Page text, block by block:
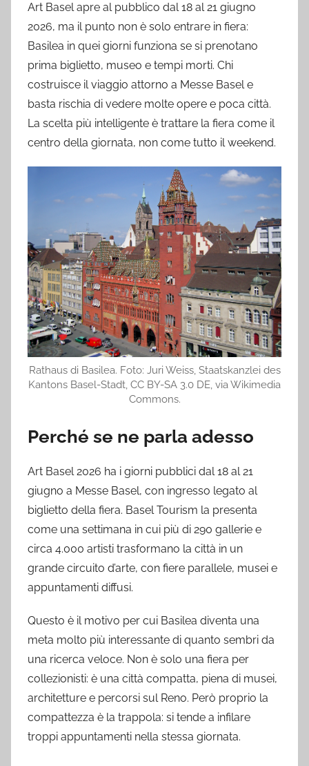
Art Basel apre al pubblico dal 18 al 21 giugno
2026, ma il punto non è solo entrare in fiera:
Basilea in quei giorni funziona se si prenotano
prima biglietto, museo e tempi morti. Chi
costruisce il viaggio attorno a Messe Basel e
basta rischia di vedere molte opere e poca città.
La scelta più intelligente è trattare la fiera come il
centro della giornata, non come tutto il weekend.
Rathaus di Basilea. Foto: Juri Weiss, Staatskanzlei des
Kantons Basel-Stadt, CC BY-SA 3.0 DE, via Wikimedia
Commons.
Perché se ne parla adesso
Art Basel 2026 ha i giorni pubblici dal 18 al 21
giugno a Messe Basel, con ingresso legato al
biglietto della fiera. Basel Tourism la presenta
come una settimana in cui più di 290 gallerie e
circa 4.000 artisti trasformano la città in un
grande circuito d’arte, con fiere parallele, musei e
appuntamenti diffusi.
Questo è il motivo per cui Basilea diventa una
meta molto più interessante di quanto sembri da
una ricerca veloce. Non è solo una fiera per
collezionisti: è una città compatta, piena di musei,
architetture e percorsi sul Reno. Però proprio la
compattezza è la trappola: si tende a infilare
troppi appuntamenti nella stessa giornata.